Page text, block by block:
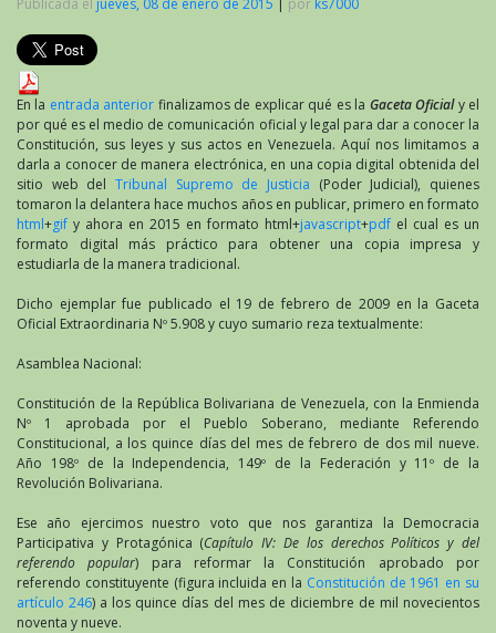
En la entrada anterior finalizamos de explicar qué es la Gaceta Oficialy el
por qué es el medio de comunicación oficial y legal para dar a conocer la
Constitución, sus leyes y sus actos en Venezuela. Aquí nos limitamos a
darla a conocer de manera electrónica, en una copia digital obtenida del
sitio web del Tribunal Supremo de Justicia (Poder Judicial), quienes
tomaron la delantera hace muchos años en publicar, primero en formato
html+gif y ahora en 2015 en formato html+javascript+pdf el cual es un
formato digital más práctico para obtener una copia impresa y
estudiarla de la manera tradicional.
Dicho ejemplar fue publicado el 19 de febrero de 2009 en la Gaceta
Oficial Extraordinaria Nº 5.908 y cuyo sumario reza textualmente:
Asamblea Nacional:
Constitución de la República Bolivariana de Venezuela, con la Enmienda
Nº 1 aprobada por el Pueblo Soberano, mediante Referendo
Constitucional, a los quince días del mes de febrero de dos mil nueve.
Año 198º de la Independencia, 149º de la Federación y 11º de la
Revolución Bolivariana.
Ese año ejercimos nuestro voto que nos garantiza la Democracia
Participativa y Protagónica (Capítulo IV: De los derechos Políticos y del
referendo popular) para reformar la Constitución aprobado por
referendo constituyente (figura incluida en la Constitución de 1961 en su
artículo 246) a los quince días del mes de diciembre de mil novecientos
noventa y nueve.